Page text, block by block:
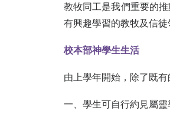
教牧同工是我們重要的
有興趣學習的教牧及信徒
校本部神學生生活
由上學年開始，除了既
一、學生可自行約見屬靈